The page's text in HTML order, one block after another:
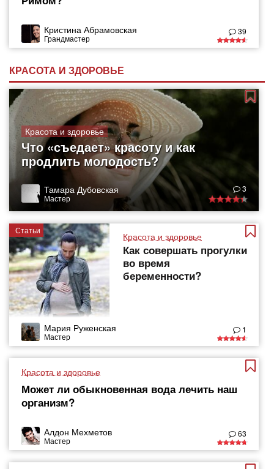
Кристина Абрамовская
Грандмастер
39
КРАСОТА И ЗДОРОВЬЕ
Красота и здоровье
Что «съедает» красоту и как
продлить молодость?
Тамара Дубовская
Мастер
3
Статьи
Красота и здоровье
Как совершать прогулки
во время
беременности?
Мария Руженская
Мастер
1
Красота и здоровье
Может ли обыкновенная вода лечить наш
организм?
Алдон Мехметов
Мастер
63